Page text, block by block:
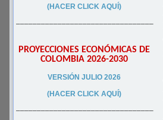
(HACER CLICK AQUÍ)
–––––––––––––––––––––––––––––––––
PROYECCIONES ECONÓMICAS DE
COLOMBIA 2026-2030
VERSIÓN JULIO 2026
(HACER CLICK AQUÍ)
–––––––––––––––––––––––––––––––––